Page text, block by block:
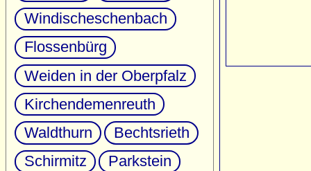
Windischeschenbach
Flossenbürg
Weiden in der Oberpfalz
Kirchendemenreuth
Waldthurn
Bechtsrieth
Schirmitz
Parkstein